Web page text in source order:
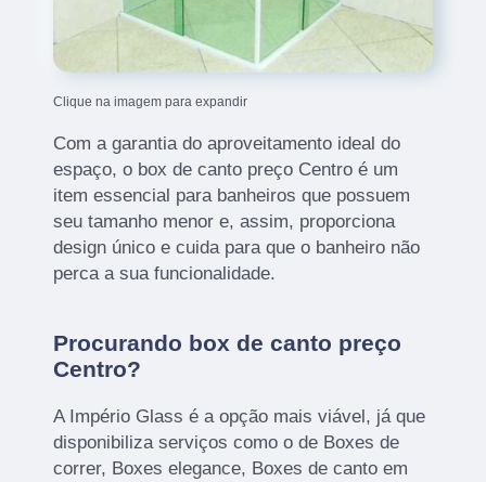
Clique na imagem para expandir
Com a garantia do aproveitamento ideal do
espaço, o box de canto preço Centro é um
item essencial para banheiros que possuem
seu tamanho menor e, assim, proporciona
design único e cuida para que o banheiro não
perca a sua funcionalidade.
Procurando box de canto preço
Centro?
A Império Glass é a opção mais viável, já que
disponibiliza serviços como o de Boxes de
correr, Boxes elegance, Boxes de canto em